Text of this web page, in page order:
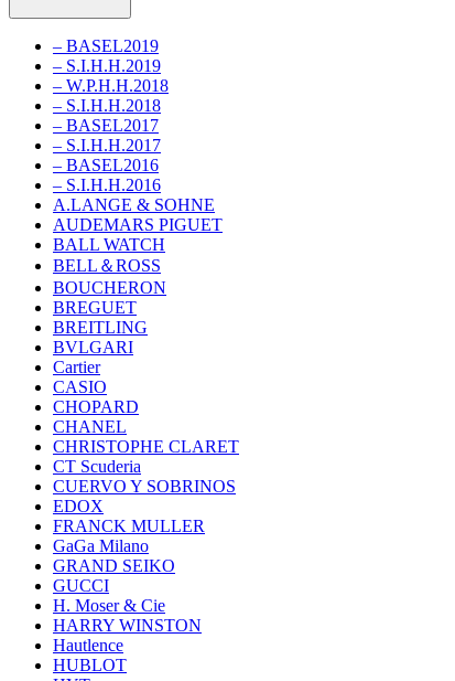
– BASEL2019
– S.I.H.H.2019
– W.P.H.H.2018
– S.I.H.H.2018
– BASEL2017
– S.I.H.H.2017
– BASEL2016
– S.I.H.H.2016
A.LANGE & SOHNE
AUDEMARS PIGUET
BALL WATCH
BELL＆ROSS
BOUCHERON
BREGUET
BREITLING
BVLGARI
Cartier
CASIO
CHOPARD
CHANEL
CHRISTOPHE CLARET
CT Scuderia
CUERVO Y SOBRINOS
EDOX
FRANCK MULLER
GaGa Milano
GRAND SEIKO
GUCCI
H. Moser & Cie
HARRY WINSTON
Hautlence
HUBLOT